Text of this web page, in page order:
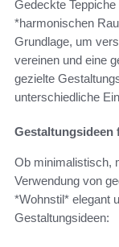
Gedeckte
*harmonischen
Grundlage, um
vereinen und eine
gezielte
unterschiedliche
Gestaltungsideen
Ob minimalistisch,
Verwendung von
*Wohnstil* elegant
Gestaltungsideen: